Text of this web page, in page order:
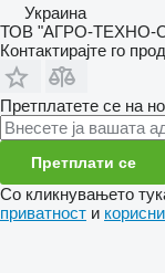
Украина
ТОВ "АГРО-ТЕХНО-
Контактирајте го
Претплатете се на
Претплати се
Со кликнувањето
приватност и